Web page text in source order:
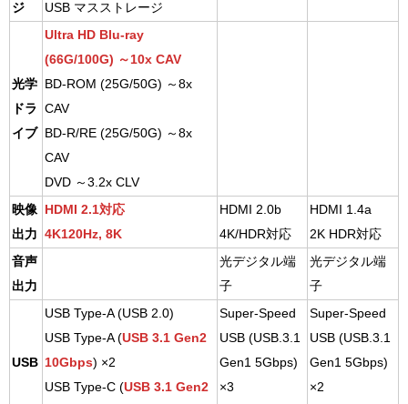
ジ
USB マスストレージ
光学
ドラ
イブ
Ultra HD Blu-ray
(66G/100G) ～10x CAV
BD-ROM (25G/50G) ～8x
CAV
BD-R/RE (25G/50G) ～8x
CAV
DVD ～3.2x CLV
映像
出力
HDMI 2.1対応
4K120Hz, 8K
HDMI 2.0b
4K/HDR対応
HDMI 1.4a
2K HDR対応
音声
出力
光デジタル端
子
光デジタル端
子
USB
USB Type-A (USB 2.0)
USB Type-A (USB 3.1 Gen2
10Gbps) ×2
USB Type-C (USB 3.1 Gen2
Super-Speed
USB (USB.3.1
Gen1 5Gbps)
×3
Super-Speed
USB (USB.3.1
Gen1 5Gbps)
×2